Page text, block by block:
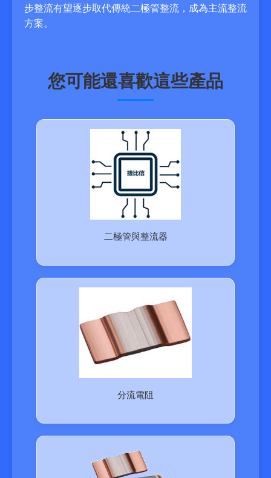
步整流有望逐步取代傳統二極管整流，成為主流整流
方案。
您可能還喜歡這些產品
二極管與整流器
分流電阻